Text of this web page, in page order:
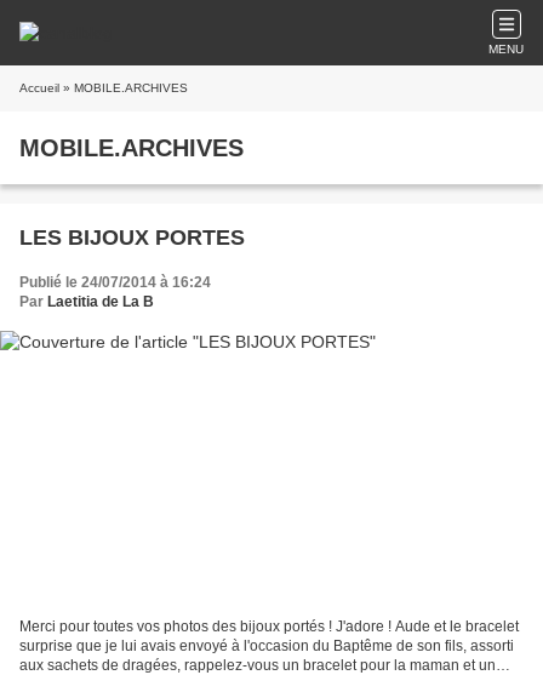
MENU
Accueil » MOBILE.ARCHIVES
MOBILE.ARCHIVES
LES BIJOUX PORTES
Publié le 24/07/2014 à 16:24
Par Laetitia de La B
Merci pour toutes vos photos des bijoux portés ! J'adore ! Aude et le bracelet
surprise que je lui avais envoyé à l'occasion du Baptême de son fils, assorti
aux sachets de dragées, rappelez-vous un bracelet pour la maman et un